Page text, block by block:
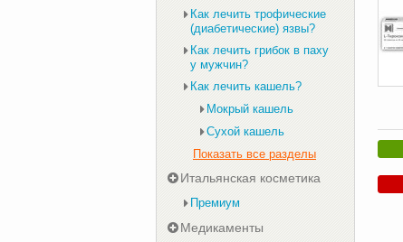
Как лечить трофические
(диабетические) язвы?
Как лечить грибок в паху
у мужчин?
Как лечить кашель?
Мокрый кашель
Сухой кашель
Показать все разделы
Итальянская косметика
Премиум
Медикаменты